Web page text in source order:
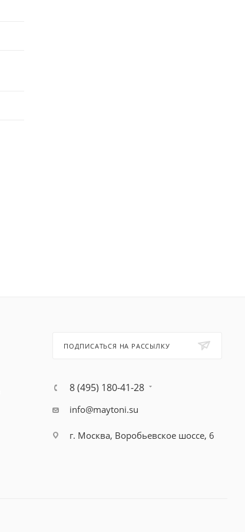
ПОДПИСАТЬСЯ НА РАССЫЛКУ
8 (495) 180-41-28
info@maytoni.su
г. Москва, Воробьевское шоссе, 6